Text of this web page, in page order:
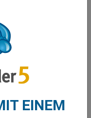
übertroffen hat
die nächste virale
und das Jahr
EINEM